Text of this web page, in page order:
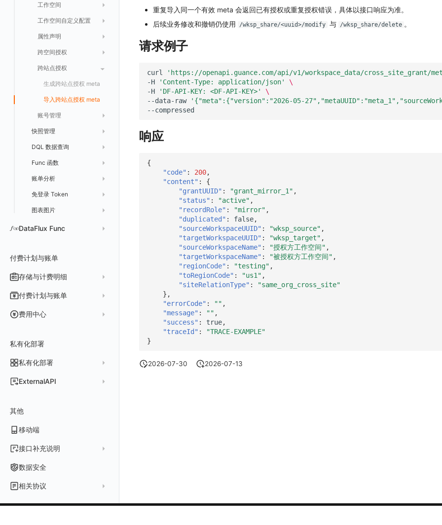
修改 v2
删除
删除
批量删除
修改成员
新建
修改
SSO 配置 列出
新建 SSO 配置
更新 SSO 配置
删除 SSO 配置
获取 SSO 映射列表
新建映射规则
删除 SSO 映射规则
获取 SSO 配置
列出 SSO 配置
新建 SSO 配置
更新 SSO 配置
删除 SSO 配置
启用/禁用 SSO 配置
映射规则
获取映射规则列表
新建映射规则
修改映射规则
删除映射规则
开启/禁用映射规则
添加映射配置
修改映射配置
自定义映射规则列出
新建
修改
删除
导入
导出
启用/禁用
获取
修改
删除
启用/禁用
导入
导出
获取
新建
新建单个数据访问规则
修改
修改单个数据访问规则
删除
禁用/启用
列出
获取
新建
修改
启用/禁用
删除
工作空间
新建
修改
工作空间资源导出
工作空间资源任务状态查询
工作空间资源导入
工作空间资源任务取消
功能菜单获取
功能菜单设置
功能菜单获取 v2
功能菜单设置 v2
上传空间图片
设置空间自定义信息
敏感数据脱敏测试
可查看空间列表
工作空间自定义配置
索引关键字段获取
索引关键字段修改
索引加速字段配置修改
属性声明
获取
修改
跨空间授权
列出
获取
添加
修改
删除
跨站点授权
生成跨站点授权 meta
导入跨站点授权 meta
账号管理
默认配置状态修改
快照管理
列出
新建
分享
删除
取消快照/图表分享
DQL 数据查询
DQL 数据异步查询
DQL 数据查询(旧版)
DQL 数据查询
同组织 Trace 查询
Func 函数
列出
执行外部函数
账单分析
获取账单计费项消费累计
获取账单信息
获取账户余额
免登录 Token
生成认证 code
作废认证 code
图表图片
获取时序趋势图
DataFlux Func
云账号管理
AWS
阿里云
Azure
外部数据源
一般图表数据返回
表格图
脚本市场
如何开启
火山引擎
付费计划与账单
存储与计费明细
数据存储策略
计费价格明细
常见问题
付费计划与账单
费用结算方式
阿里云账号结算
亚马逊云账号结算
注册与版本
结算与账单
费用中心
登录方式
账户概览
支持中心
工作空间管理
私有化部署
私有化部署
发布历史
2023 年
部署必读
激活产品
DataWay
开始使用
配置 Keycloak 单点登录映射规则
管理后台手册
工作空间管理
APM 服务拓扑跨空间配置说明
开启自身的可观测
kubernetes集群
观测云底座
使用FAQ
查看器报“视图模板不存在”
升级观测云
ExternalAPI
签名认证
前台账号
修改
获取
添加成员
列出
工作空间 API Key
其他
移动端
接口补充说明
关于内置角色的说明
数据安全
相关协议
观测云商业版订阅协议
重复导入同一个有效 meta 会返回已有授权或重复授权错误，具体以接口响应为准。
后续业务修改和撤销仍使用
/wksp_share/<uuid>/modify 与 /wksp_share/delete 。
请求例子
curl 'https://openapi.guance.com/api/v1/workspace_data/cross_site_grant/
-H
'Content-Type: application/json'
\
-H
'DF-API-KEY: <DF-API-KEY>'
\
--data-raw
'{"meta":{"version":"2026-05-
响应
{
"code" : 200,
"content" :
{
"grantUUID" : "grant_mirror_1" ,
"status" : "active" ,
"recordRole" : "mirror" ,
"duplicated" : false,
"sourceWorkspaceUUID" : "wksp_source" ,
"targetWorkspaceUUID" : "wksp_target" ,
"sourceWorkspaceName" : "授权方工作空间" ,
"targetWorkspaceName" : "被授权方工作空间" ,
"regionCode" : "testing" ,
"toRegionCode" : "us1" ,
"siteRelationType" :
"same_org_cross_site"
},
"errorCode" : "" ,
"message" : "" ,
"success" : true,
"traceId" :
"TRACE-EXAMPLE"
}
2026-07-30 2026-07-13